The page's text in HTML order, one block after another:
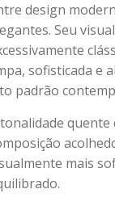
design
Seu
sofisticada e
padrão
mais